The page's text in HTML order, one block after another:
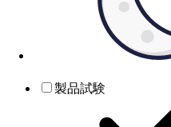
製品試験